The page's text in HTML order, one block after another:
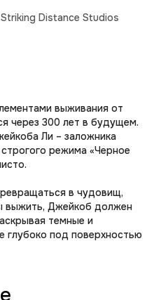
Striking Distance Studios
выживания от
через 300 лет в будущем.
Ли – заложника
режима «Черное
в чудовищ,
выжить, Джейкоб должен
темные и
глубоко под поверхностью